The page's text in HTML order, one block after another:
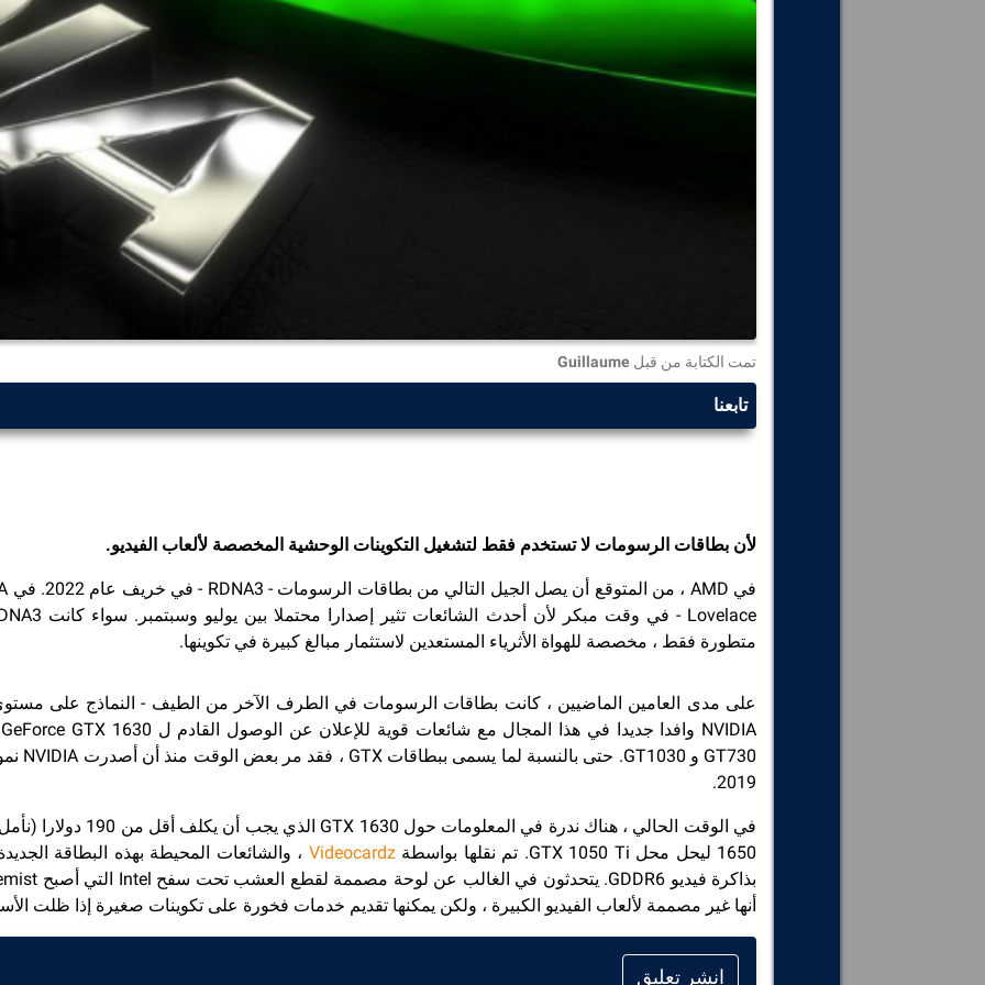
تمت الكتابة من قبل Guillaume
تابعنا
لأن بطاقات الرسومات لا تستخدم فقط لتشغيل التكوينات الوحشية المخصصة لألعاب الفيديو.
متطورة فقط ، مخصصة للهواة الأثرياء المستعدين لاستثمار مبالغ كبيرة في تكوينها.
على مدى العامين الماضيين ، كانت بطاقات الرسومات في الطرف الآخر من الطيف - النماذج على
2019.
1650 ليحل محل GTX 1050 Ti. تم نقلها بواسطة
Videocardz
أنها غير مصممة لألعاب الفيديو الكبيرة ، ولكن يمكنها تقديم خدمات فخورة على تكوينات صغيرة إذا ظلت
انشر تعليق